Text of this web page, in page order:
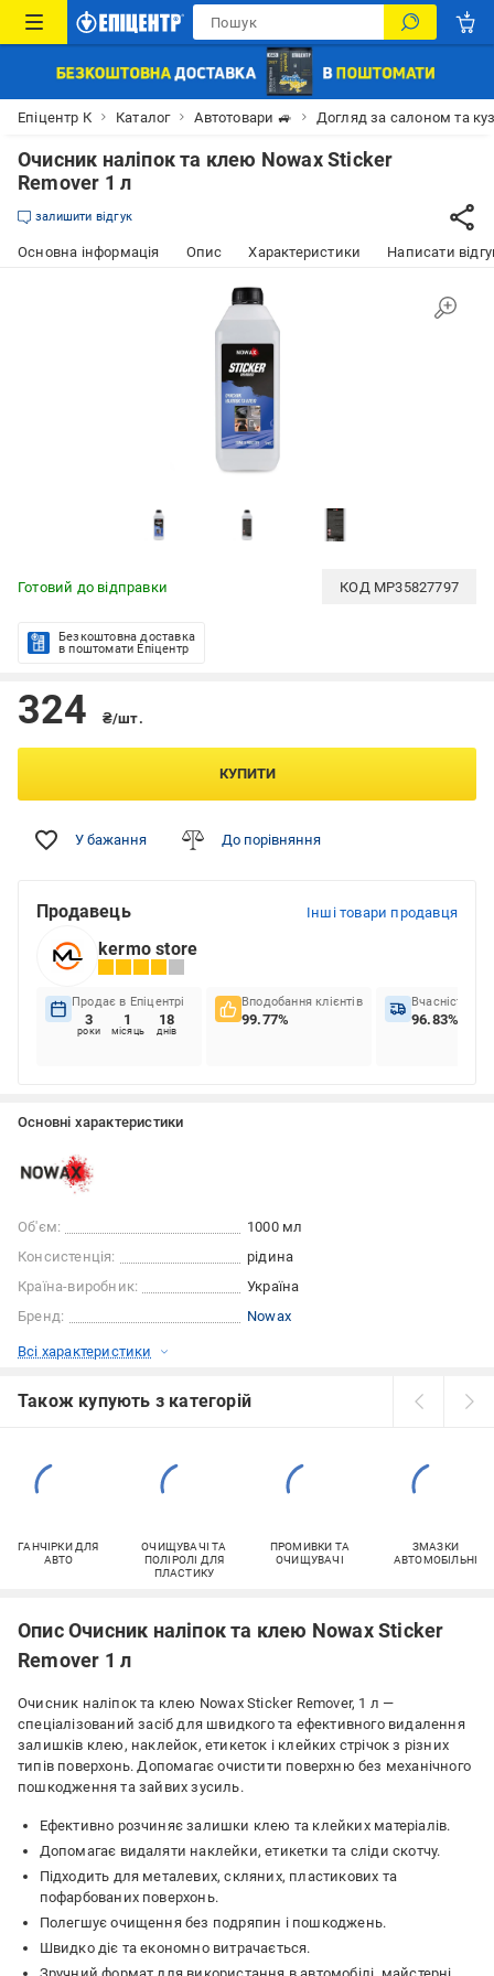
Епіцентр К Каталог Автотовари 🚙 Догляд за салоном та
Очисник наліпок та клею Nowax Sticker
Remover 1 л
залишити відгук
Основна інформація Опис Характеристики Написати
Готовий до відправки КОД MP35827797
Безкоштовна доставка
в поштомати Епіцентр
324 ₴/шт.
КУПИТИ
У бажання До порівняння
Продавець Інші товари продавця
kermo store
Продає в Епіцентрі
3
роки
1
місяць
18
днів
Вподобання клієнтів
99.77%
Вчасність
96.83%
Основні характеристики
Об'єм:
1000 мл
Консистенція:
рідина
Країна-виробник:
Україна
Бренд:
Nowax
Всі характеристики
Також купують з категорій
ГАНЧІРКИ ДЛЯ
АВТО
ОЧИЩУВАЧІ ТА
ПОЛІРОЛІ ДЛЯ
ПЛАСТИКУ
ПРОМИВКИ ТА
ОЧИЩУВАЧІ
ЗМАЗКИ
АВТОМОБІЛЬНІ
Опис Очисник наліпок та клею Nowax Sticker
Remover 1 л
Очисник наліпок та клею Nowax Sticker Remover, 1 л —
спеціалізований засіб для швидкого та ефективного видалення
залишків клею, наклейок, етикеток і клейких стрічок з різних
типів поверхонь. Допомагає очистити поверхню без механічного
пошкодження та зайвих зусиль.
Ефективно розчиняє залишки клею та клейких матеріалів.
Допомагає видаляти наклейки, етикетки та сліди скотчу.
Підходить для металевих, скляних, пластикових та
пофарбованих поверхонь.
Полегшує очищення без подряпин і пошкоджень.
Швидко діє та економно витрачається.